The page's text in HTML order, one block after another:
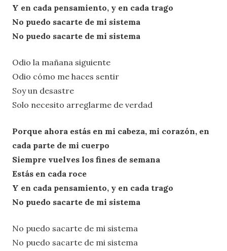
Y en cada pensamiento, y en cada trago
No puedo sacarte de mi sistema
No puedo sacarte de mi sistema
Odio la mañana siguiente
Odio cómo me haces sentir
Soy un desastre
Solo necesito arreglarme de verdad
Porque ahora estás en mi cabeza, mi corazón, en
cada parte de mi cuerpo
Siempre vuelves los fines de semana
Estás en cada roce
Y en cada pensamiento, y en cada trago
No puedo sacarte de mi sistema
No puedo sacarte de mi sistema
No puedo sacarte de mi sistema